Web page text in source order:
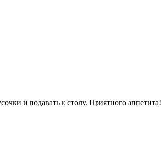
и подавать к столу. Приятного аппетита!